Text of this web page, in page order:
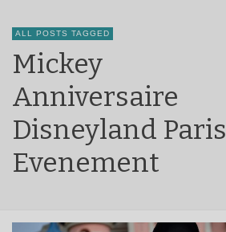
ALL POSTS TAGGED
Mickey
Anniversaire
Disneyland Paris
Evenement